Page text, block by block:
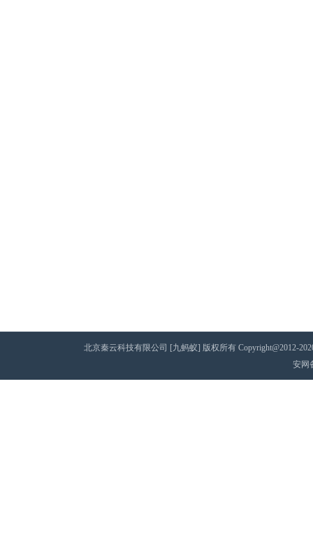
北京秦云科技有限公司 [九蚂蚁] 版权所有 Copyright@2012-
安网